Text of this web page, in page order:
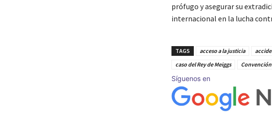
prófugo y asegurar su
internacional en la lucha
TAGS acceso a la justicia
caso del Rey de Meiggs
Síguenos en